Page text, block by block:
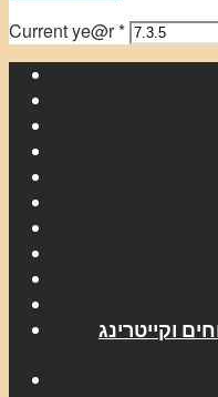
Current ye@r*
וקייטרינג